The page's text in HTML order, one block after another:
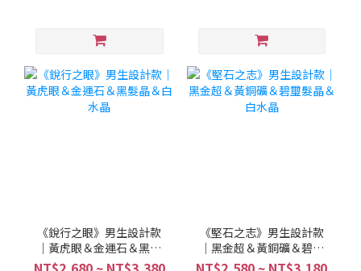
《銳行之眼》男生設計款
｜黃虎眼＆金運石＆黑髮
晶＆白水晶
《堅石之志》男生設計款
｜黑金超＆黃銅礦＆碧璽
髮晶＆白水晶